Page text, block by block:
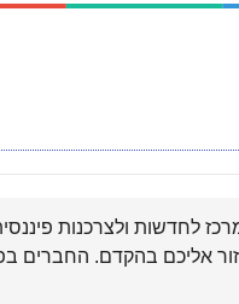
לחדשות ולצרכנות
אליכם בהקדם. החברים